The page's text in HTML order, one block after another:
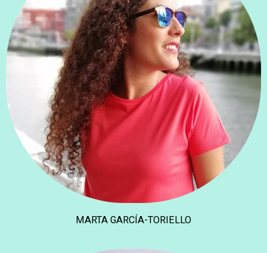
MARTA GARCÍA-TORIELLO